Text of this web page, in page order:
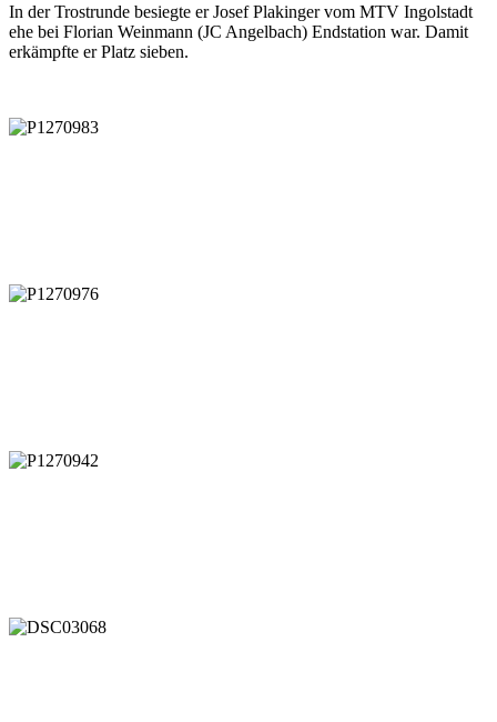
In der Trostrunde besiegte er Josef Plakinger vom MTV Ingolstadt
ehe bei Florian Weinmann (JC Angelbach) Endstation war. Damit
erkämpfte er Platz sieben.